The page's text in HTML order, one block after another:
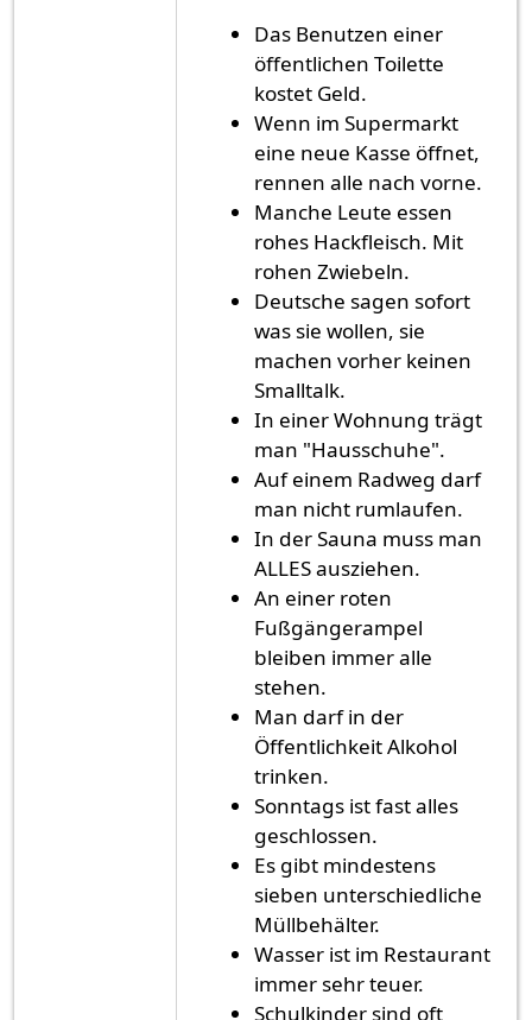
Das Benutzen einer
öffentlichen Toilette
kostet Geld.
Wenn im Supermarkt
eine neue Kasse öffnet,
rennen alle nach vorne.
Manche Leute essen
rohes Hackfleisch. Mit
rohen Zwiebeln.
Deutsche sagen sofort
was sie wollen, sie
machen vorher keinen
Smalltalk.
In einer Wohnung trägt
man "Hausschuhe".
Auf einem Radweg darf
man nicht rumlaufen.
In der Sauna muss man
ALLES ausziehen.
An einer roten
Fußgängerampel
bleiben immer alle
stehen.
Man darf in der
Öffentlichkeit Alkohol
trinken.
Sonntags ist fast alles
geschlossen.
Es gibt mindestens
sieben unterschiedliche
Müllbehälter.
Wasser ist im Restaurant
immer sehr teuer.
Schulkinder sind oft